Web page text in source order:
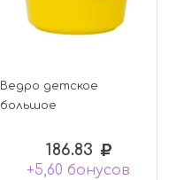
Ведро детское
большое
186.83
+5,60 бонусов